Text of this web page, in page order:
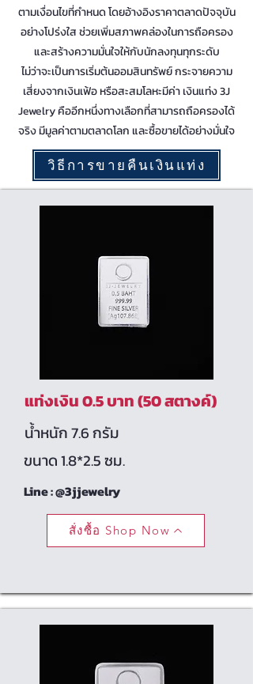
ตามเงื่อนไขที่กำหนด โดยอ้างอิงราคาตลาดปัจจุบัน
อย่างโปร่งใส ช่วยเพิ่มสภาพคล่องในการถือครอง
และสร้างความมั่นใจให้กับนักลงทุนทุกระดับ
ไม่ว่าจะเป็นการเริ่มต้นออมสินทรัพย์ กระจายความ
เสี่ยงจากเงินเฟ้อ หรือสะสมโลหะมีค่า เงินแท่ง 3J
Jewelry คืออีกหนึ่งทางเลือกที่สามารถถือครองได้
จริง มีมูลค่าตามตลาดโลก และซื้อขายได้อย่างมั่นใจ
วิธีการขายคืนเงินแท่ง
แท่งเงิน 0.5 บาท (50 สตางค์)
น้ำหนัก 7.6 กรัม
ขนาด 1.8*2.5 ซม.
Line : @3jjewelry
สั่งซื้อ Shop Now